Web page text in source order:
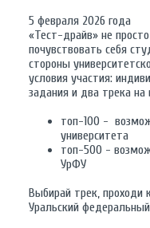
5 февраля 2026 года
«Тест-драйв» не
почувствовать себя
стороны
условия участия:
задания и два трека на
топ-100 -
университета
топ-500 -
УрФУ
Выбирай трек, проходи
Уральский